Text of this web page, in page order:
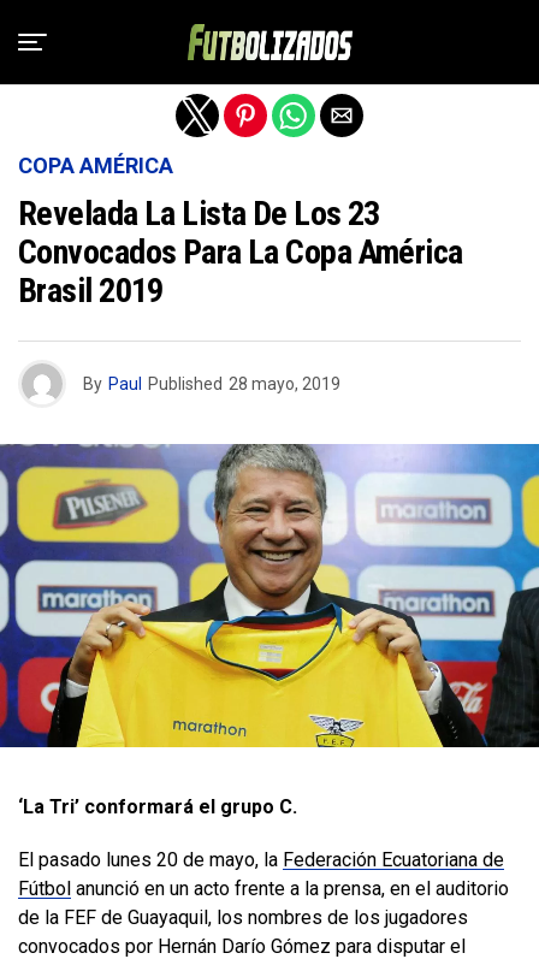
COPA AMÉRICA
Revelada La Lista De Los 23
Convocados Para La Copa América
Brasil 2019
By Paul Published 28 mayo, 2019
‘La Tri’ conformará el grupo C.
El pasado lunes 20 de mayo, la Federación Ecuatoriana de
Fútbol anunció en un acto frente a la prensa, en el auditorio
de la FEF de Guayaquil, los nombres de los jugadores
convocados por Hernán Darío Gómez para disputar el
Salir de la versión móvil